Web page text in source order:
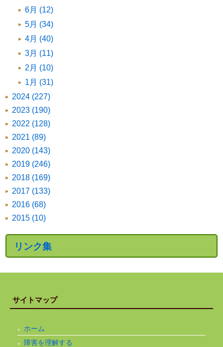
6月 (12)
5月 (34)
4月 (40)
3月 (11)
2月 (10)
1月 (31)
2024 (227)
2023 (190)
2022 (128)
2021 (89)
2020 (143)
2019 (246)
2018 (169)
2017 (133)
2016 (68)
2015 (10)
リンク集
サイトマップ
ホーム
障害を理解する